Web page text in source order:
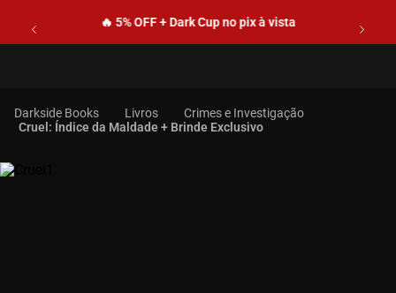
🔥 5% OFF + Dark Cup no pix à vista
Livros
Crimes e Investigação
Cruel: Índice da Maldade + Brinde Exclusivo